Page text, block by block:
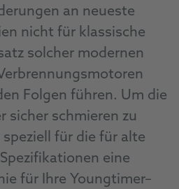
an neueste
nicht für klassische
solcher modernen
Folgen führen. Um die
sicher schmieren zu
für die für alte
eine
für Ihre Youngtimer–